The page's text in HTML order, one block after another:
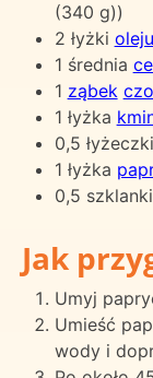
(340 g))
2 łyżki oleju
1 średnia
1 ząbek
1 łyżka
0,5 łyżeczki
1 łyżka
0,5 szklanki
Jak
Umyj
Umieść
wody i